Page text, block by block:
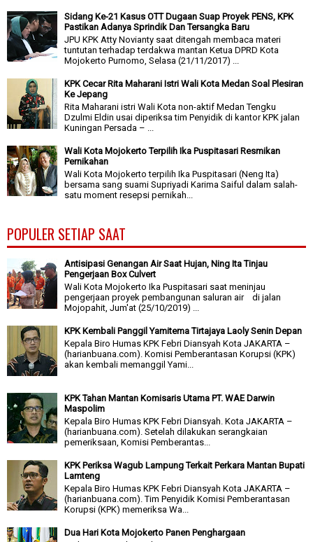
Sidang Ke-21 Kasus OTT Dugaan Suap Proyek PENS, KPK
Pastikan Adanya Sprindik Dan Tersangka Baru
JPU KPK Atty Novianty saat ditengah membaca materi
tuntutan terhadap terdakwa mantan Ketua DPRD Kota
Mojokerto Purnomo, Selasa (21/11/2017) ...
KPK Cecar Rita Maharani Istri Wali Kota Medan Soal Plesiran
Ke Jepang
Rita Maharani istri Wali Kota non-aktif Medan Tengku
Dzulmi Eldin usai diperiksa tim Penyidik di kantor KPK jalan
Kuningan Persada – ...
Wali Kota Mojokerto Terpilih Ika Puspitasari Resmikan
Pernikahan
Wali Kota Mojokerto terpilih Ika Puspitasari (Neng Ita)
bersama sang suami Supriyadi Karima Saiful dalam salah-
satu moment resepsi pernikah...
POPULER SETIAP SAAT
Antisipasi Genangan Air Saat Hujan, Ning Ita Tinjau
Pengerjaan Box Culvert
Wali Kota Mojokerto Ika Puspitasari saat meninjau
pengerjaan proyek pembangunan saluran air di jalan
Mojopahit, Jum'at (25/10/2019) ...
KPK Kembali Panggil Yamitema Tirtajaya Laoly Senin Depan
Kepala Biro Humas KPK Febri Diansyah Kota JAKARTA –
(harianbuana.com). Komisi Pemberantasan Korupsi (KPK)
akan kembali memanggil Yami...
KPK Tahan Mantan Komisaris Utama PT. WAE Darwin
Maspolim
Kepala Biro Humas KPK Febri Diansyah. Kota JAKARTA –
(harianbuana.com). Setelah dilakukan serangkaian
pemeriksaan, Komisi Pemberantas...
KPK Periksa Wagub Lampung Terkait Perkara Mantan Bupati
Lamteng
Kepala Biro Humas KPK Febri Diansyah Kota JAKARTA –
(harianbuana.com). Tim Penyidik Komisi Pemberantasan
Korupsi (KPK) memeriksa Wa...
Dua Hari Kota Mojokerto Panen Penghargaan